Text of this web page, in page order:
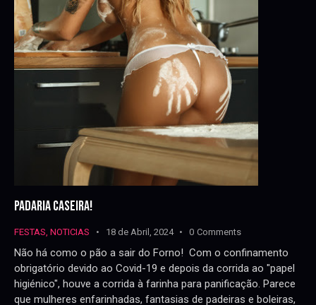
PADARIA CASEIRA!
FESTAS NOTICIAS 18 de Abril, 2024 0 Comments
Não há como o pão a sair do Forno! Com o confinamento
obrigatório devido ao Covid-19 e depois da corrida ao "papel
higiénico", houve a corrida à farinha para panificação. Parece
que mulheres enfarinhadas, fantasias de padeiras e boleiras,